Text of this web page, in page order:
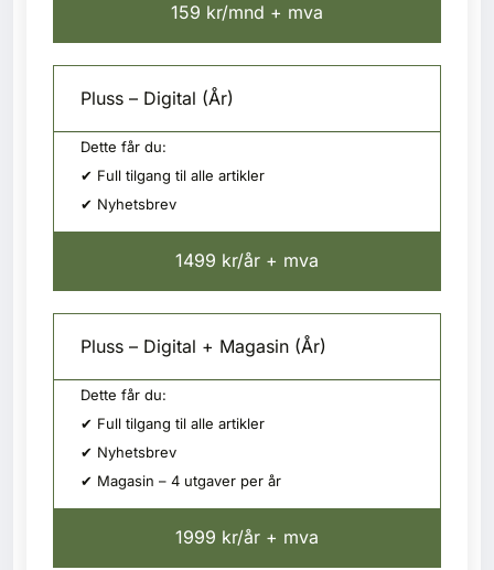
159 kr/mnd + mva
Pluss – Digital (År)
Dette får du:
✔ Full tilgang til alle artikler
✔ Nyhetsbrev
1499 kr/år + mva
Pluss – Digital + Magasin (År)
Dette får du:
✔ Full tilgang til alle artikler
✔ Nyhetsbrev
✔ Magasin – 4 utgaver per år
1999 kr/år + mva